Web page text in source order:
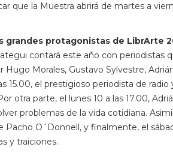
que la Muestra abrirá de martes a
grandes protagonistas de LibrArte
contará este año con
Morales, Gustavo Sylvestre,
15.00, el prestigioso periodista de
otra parte, el lunes 10 a las 17.00,
problemas de la vida cotidiana.
Pacho O´Donnell, y finalmente, el
y traiciones.